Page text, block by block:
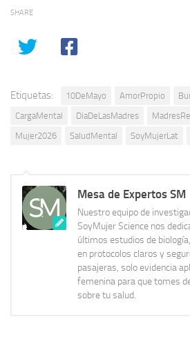
SHARE
Etiquetas: 10DeMayo AmorPropio
CargaMental
DiaDeLasMadres
Mujer2026
SaludMental SoyMujerLat
Mesa de Expertos SM
Nuestro equipo de
SoyMujer Science nos
últimos estudios de
en protocolos claros y
pasajeras, solo evidencia
femenina para que tomes
sobre tu salud.